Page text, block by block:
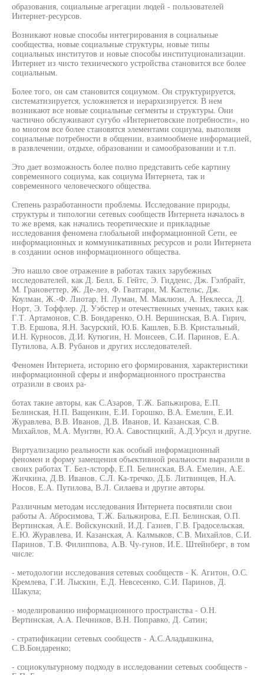
образования, социальные агрегации людей - пользователей
Интернет-ресурсов.
Возникают новые способы интегрирования в социальные
сообщества, новые социальные структуры, новые типы
социальных институтов и новые способы институционализации.
Интернет из чисто технического устройства становится все более
социальным.
Более того, он сам становится социумом. Он структурируется,
систематизируется, усложняется и иерархизируется. В нем
возникают все новые социальные сегменты и структуры. Они
частично обслуживают сугубо «Интернетовские потребности», но
во многом все более становятся элементами социума, выполняя
социальные потребности в общении, взаимообмене информацией,
в развлечении, отдыхе, образовании и самообразовании и т.п.
Это дает возможность более полно представить себе картину
современного социума, как социума Интернета, так и
современного человеческого общества.
Степень разработанности проблемы. Исследование природы,
структуры и типологии сетевых сообществ Интернета началось в
то же время, как начались теоретические и прикладные
исследования феномена глобальной информационной Сети, ее
информационных и коммуникативных ресурсов и роли Интернета
в создании основ информационного общества.
Это нашло свое отражение в работах таких зарубежных
исследователей, как Д. Белл, Б. Гейтс, Э. Гидденс, Дж. Гэлбрайт,
М. Грановеттер, Ж. Де-лез, Ф. Гватгари, М. Кастельс, Дж.
Коулман, Ж.-Ф. Лиотар, Н. Луман, М. Маклюэн, А. Неклесса, Д.
Норт, Э. Тоффлер. Д. Уэбстер и отечественных ученых, таких как
Г.Т. Артамонов, C.B. Бондаренко, О.Н. Вершинская, В.А. Гирич,
Т.В. Ершова, Я.Н. Засурский, Ю.Б. Кашлев, Б.В. Кристальный,
И.Н. Курносов, Д.И. Кутюгин, Н. Моисеев, С.И. Паринов, Е.А.
Путилова, A.B. Рубанов и других исследователей.
Феномен Интернета, историю его формирования, характеристики
информационной сферы и информационного пространства
отразили в своих ра-
ботах такие авторы, как С.Азаров, Т.Ж. Бапьжирова, Е.П.
Белинская, Н.П. Ващенкин, Е.И. Горошко, В.А. Емелин, Е.И.
Журавлева, В.В. Иванов, Д.В. Иванов, И. Казанская, C.B.
Михайлов, М.А. Мунтян, Ю.А. Савостицкий, А.Д.Урсул и другие.
Виртуализацию реальности как особый информационный
феномен и форму замещения объективной реальности выразили в
своих работах Т. Бел-лсторф, Е.П. Белинская, В.А. Емелин, А.Е.
Жичкина, Д.В. Иванов, С.Л. Ка-тречко, Д.Б. Литвинцев, H.A.
Носов, Е.А. Путилова, В.Л. Силаева и другие авторы.
Различным методам исследования Интернета посвятили свои
работы А. Абросимова, Т.Ж. Бальжирова, Е.П. Белинская, О.П.
Вертинская, А.Е. Войскунский, И.Д. Газиев, Г.В. Градосельская,
Е.Ю. Журавлева, И. Казанская, А. Калмыков, C.B. Михайлов, С.И.
Паринов, Т.В. Филиппова, A.B. Чу-гунов, И.Е. Штейнберг, в том
числе:
- методологии исследования сетевых сообществ - К. Агитон, О.С.
Кремлева, Г.И. Лыскин, Е.Д. Невсесенко, С.И. Паринов, Д.
Шакула;
- моделированию информационного пространства - О.Н.
Вертинская, A.A. Печников, В.Н. Поправко, Д. Сатин;
- стратификации сетевых сообществ - А.С.Аладышкина,
С.В.Бондаренко;
- социокультурному подходу в исследовании сетевых сообществ -